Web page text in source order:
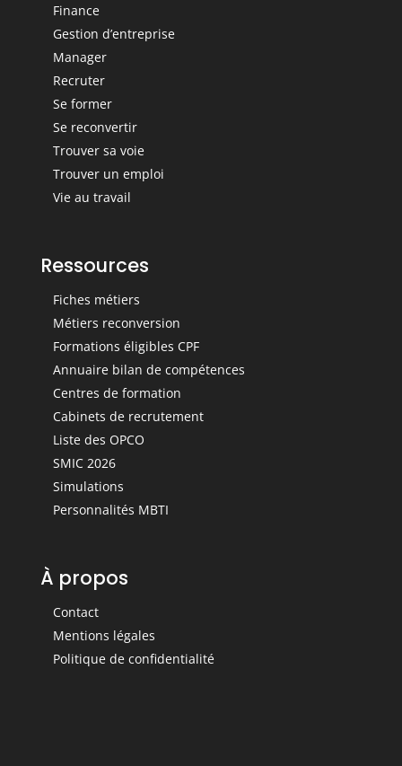
Finance
Gestion d’entreprise
Manager
Recruter
Se former
Se reconvertir
Trouver sa voie
Trouver un emploi
Vie au travail
Ressources
Fiches métiers
Métiers reconversion
Formations éligibles CPF
Annuaire bilan de compétences
Centres de formation
Cabinets de recrutement
Liste des OPCO
SMIC 2026
Simulations
Personnalités MBTI
À propos
Contact
Mentions légales
Politique de confidentialité